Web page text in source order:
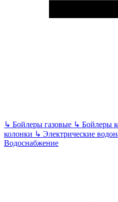
↳ Бойлеры газовые ↳ Бойлеры
колонки ↳ Электрические
Водоснабжение